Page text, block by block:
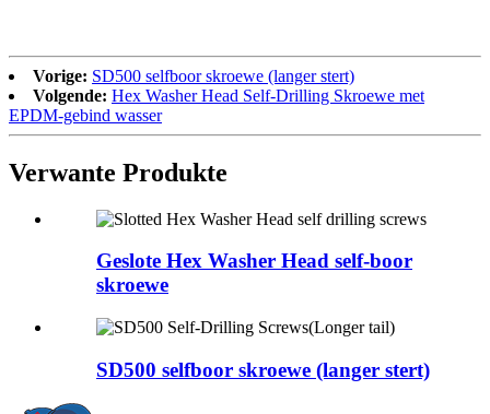
Vorige: SD500 selfboor skroewe (langer stert)
Volgende: Hex Washer Head Self-Drilling Skroewe met
EPDM-gebind wasser
Verwante Produkte
Geslote Hex Washer Head self-boor
skroewe
SD500 selfboor skroewe (langer stert)